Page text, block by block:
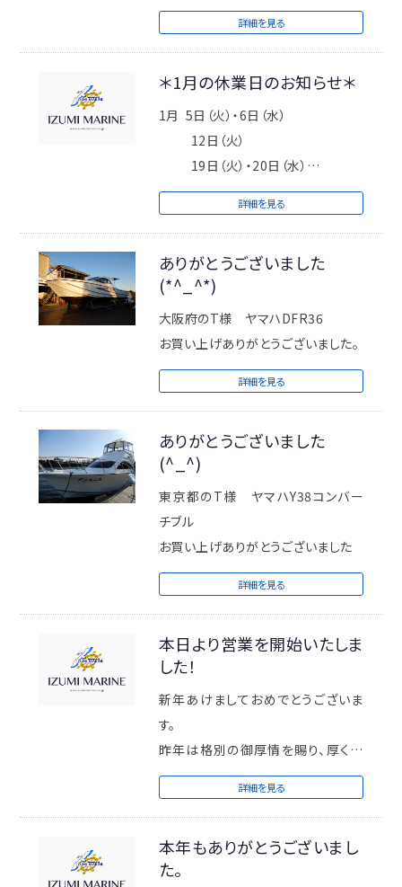
こちらを販売いたします。
ご興味有る方はお早めにお問い合わ
詳細を見る
＊1月の休業日のお知らせ＊
1月 5日（火）・6日（水）
12日（火）
19日（火）・20日（水）
26日（火）
※定休日 毎週火曜日/第2週目・第4
休業日に出航されるメンバーの方は
月曜日17時までにご連絡お願いいた
します。
ご不便お掛け致しますが何卒宜しく
お願い致しますm(_ _)m
ＩＺＵＭＩＭＡＲＩＮＥ
詳細を見る
ありがとうございました
(*^_^*)
大阪府のT様 ヤマハDFR36
お買い上げありがとうございました。
詳細を見る
ありがとうございました
(^_^)
東京都のT様 ヤマハY38コンバー
チブル
お買い上げありがとうございました
詳細を見る
本日より営業を開始いたしま
した！
新年あけましておめでとうございま
す。
昨年は格別の御厚情を賜り、厚く御
礼を申し上げます。
本年も同様、一人でも多くの方の「モ
を叶えるお手伝いが出来るよう邁進
する所存でございますので、昨年同様
詳細を見る
本年もありがとうございまし
た。